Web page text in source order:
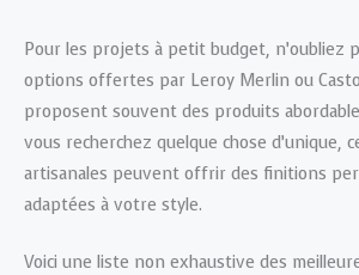
Pour les projets à petit budget, n’oubliez
options offertes par Leroy Merlin ou
proposent souvent des produits
vous recherchez quelque chose d’unique,
artisanales peuvent offrir des finitions
adaptées à votre style.
Voici une liste non exhaustive des